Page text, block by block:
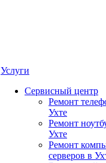
Услуги
Сервисный центр
Ремонт
Ухте
Ремонт
Ухте
Ремонт
серверов в